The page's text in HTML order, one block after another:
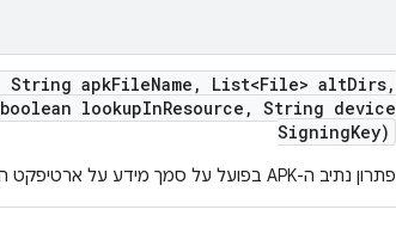
String apkFileName , List<File> altDirs,
boolean lookupInResource , String device
SigningKey)
פתרון נתיב ה-APK בפועל על סמך מידע על ארטיפקט הבדיקה בתוך פרטי הבנייה.